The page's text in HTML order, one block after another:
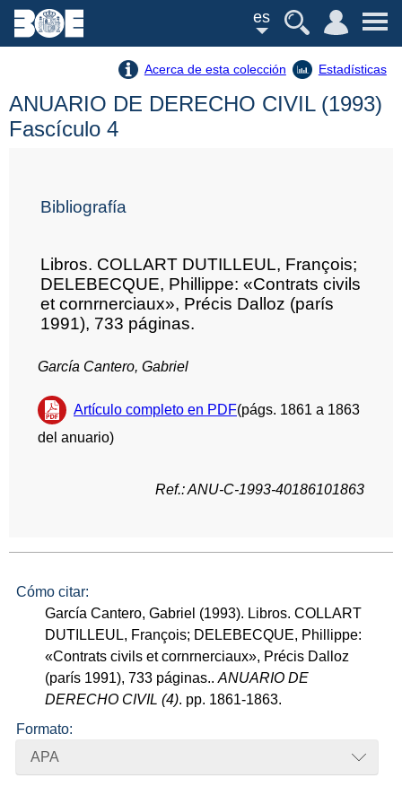
es
Acerca de esta colección Estadísticas
ANUARIO DE DERECHO CIVIL (1993)
Fascículo 4
Bibliografía
Libros. COLLART DUTILLEUL, François;
DELEBECQUE, Phillippe: «Contrats civils
et cornrnerciaux», Précis Dalloz (parís
1991), 733 páginas.
García Cantero, Gabriel
Artículo completo en PDF(págs. 1861 a 1863
del anuario)
Ref.: ANU-C-1993-40186101863
Cómo citar:
García Cantero, Gabriel (1993). Libros. COLLART
DUTILLEUL, François; DELEBECQUE, Phillippe:
«Contrats civils et cornrnerciaux», Précis Dalloz
(parís 1991), 733 páginas..ANUARIO DE
DERECHO CIVIL (4). pp. 1861-1863.
Formato:
APA